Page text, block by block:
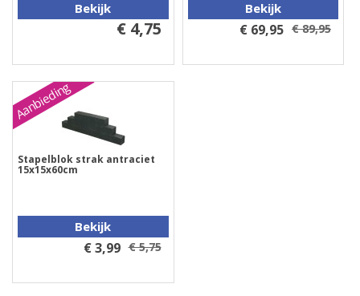
Bekijk
€ 4,75
Bekijk
€ 69,95 € 89,95
Aanbieding
Stapelblok strak antraciet
15x15x60cm
Bekijk
€ 3,99 € 5,75